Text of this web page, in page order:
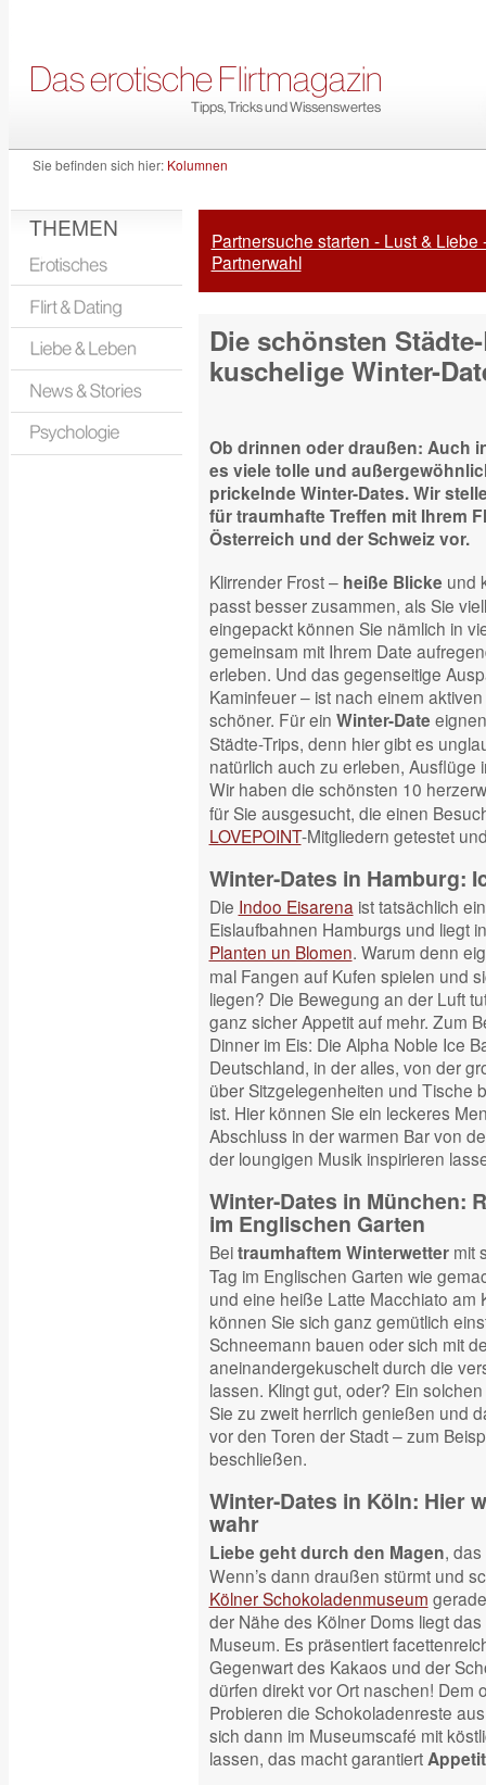
Sie befinden sich hier: Kolumnen
THEMEN
Partnersuche starten - Lust & Liebe
Partnerwahl
Die schönsten
kuschelige Winter-
Ob drinnen oder draußen: Auch
es viele tolle und
prickelnde Winter-Dates. Wir
für traumhafte Treffen mit Ihrem
Österreich und der Schweiz vor.
Klirrender Frost – heiße Blicke und
passt besser zusammen, als Sie
eingepackt können Sie nämlich in
gemeinsam mit Ihrem Date
erleben. Und das gegenseitige
Kaminfeuer – ist nach einem
schöner. Für ein Winter-Date
Städte-Trips, denn hier gibt es
natürlich auch zu erleben, Ausflüge
Wir haben die schönsten 10
für Sie ausgesucht, die einen
LOVEPOINT-Mitgliedern getestet
Winter-Dates in Hamburg:
Die Indoo Eisarena ist tatsächlich
Eislaufbahnen Hamburgs und liegt
Planten un Blomen. Warum denn
mal Fangen auf Kufen spielen und
liegen? Die Bewegung an der Luft
ganz sicher Appetit auf mehr. Zum
Dinner im Eis: Die Alpha Noble Ice
Deutschland, in der alles, von der
über Sitzgelegenheiten und Tische
ist. Hier können Sie ein leckeres
Abschluss in der warmen Bar von
der loungigen Musik inspirieren
Winter-Dates in München:
im Englischen Garten
Beitraumhaftem Winterwettermit
Tag im Englischen Garten wie
und eine heiße Latte Macchiato am
können Sie sich ganz gemütlich
Schneemann bauen oder sich mit
aneinandergekuschelt durch die
lassen. Klingt gut, oder? Ein
Sie zu zweit herrlich genießen und
vor den Toren der Stadt – zum
beschließen.
Winter-Dates in Köln: Hier
wahr
Liebe geht durch den Magen,
Wenn’s dann draußen stürmt und
Kölner Schokoladenmuseum
der Nähe des Kölner Doms liegt das
Museum. Es präsentiert
Gegenwart des Kakaos und der
dürfen direkt vor Ort naschen! Dem
Probieren die Schokoladenreste
sich dann im Museumscafé mit
lassen, das macht garantiert